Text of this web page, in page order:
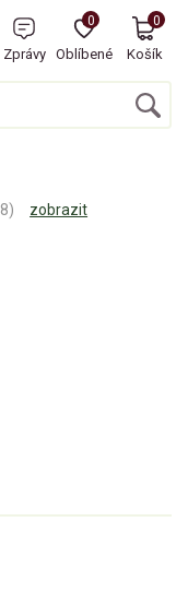
Zprávy Oblíbené
0
Košík
0
zobrazit